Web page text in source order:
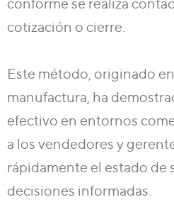
conforme se realiza
cotización o cierre.
Este método, originado
manufactura, ha
efectivo en entornos
a los vendedores y
rápidamente el estado de
decisiones informadas.